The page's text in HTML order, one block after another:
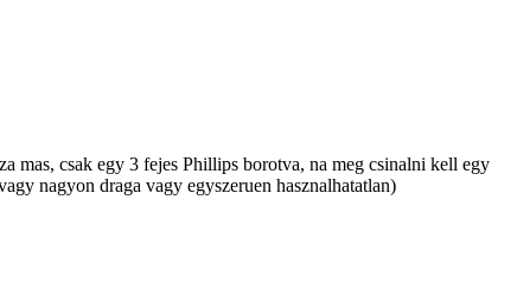
mas, csak egy 3 fejes Phillips borotva, na meg csinalni kell egy
nagyon draga vagy egyszeruen hasznalhatatlan)